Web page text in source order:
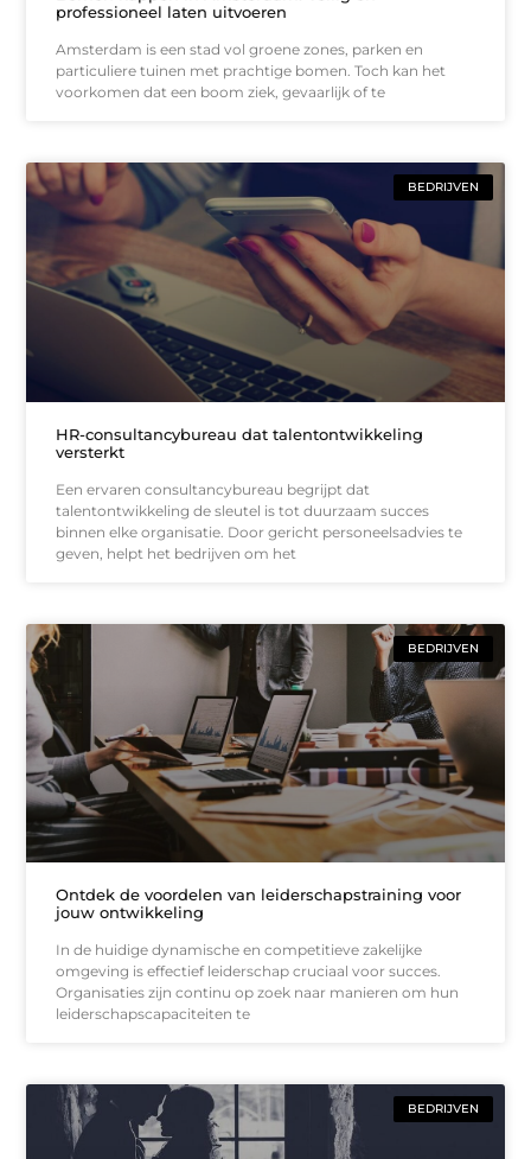
professioneel laten uitvoeren
Amsterdam is een stad vol groene zones, parken en
particuliere tuinen met prachtige bomen. Toch kan het
voorkomen dat een boom ziek, gevaarlijk of te
BEDRIJVEN
HR-consultancybureau dat talentontwikkeling
versterkt
Een ervaren consultancybureau begrijpt dat
talentontwikkeling de sleutel is tot duurzaam succes
binnen elke organisatie. Door gericht personeelsadvies te
geven, helpt het bedrijven om het
BEDRIJVEN
Ontdek de voordelen van leiderschapstraining voor
jouw ontwikkeling
In de huidige dynamische en competitieve zakelijke
omgeving is effectief leiderschap cruciaal voor succes.
Organisaties zijn continu op zoek naar manieren om hun
leiderschapscapaciteiten te
BEDRIJVEN